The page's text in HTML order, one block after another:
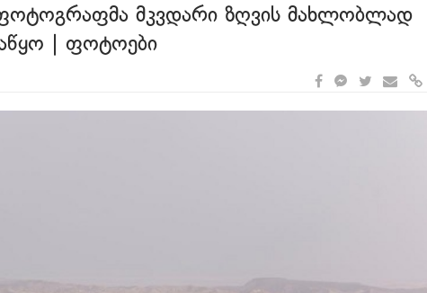
მკვდარი ზღვის მახლობლად
| ფოტოები